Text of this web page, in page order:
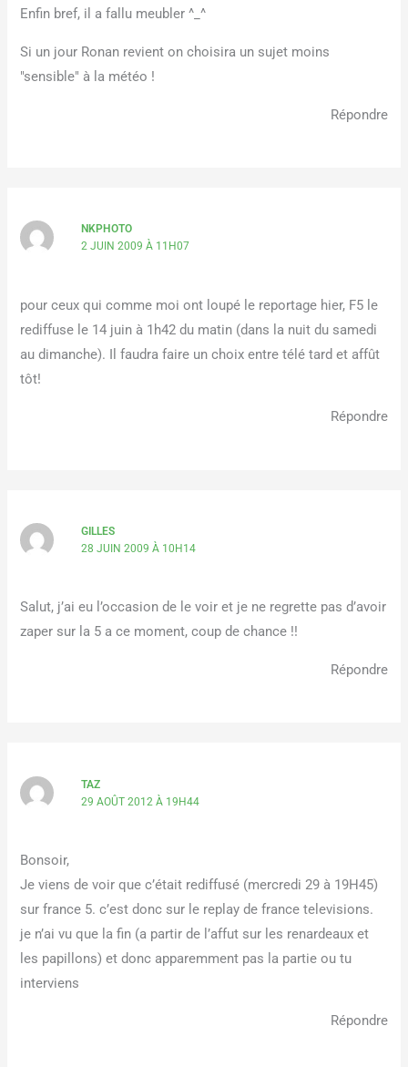
Enfin bref, il a fallu meubler ^_^
Si un jour Ronan revient on choisira un sujet moins
"sensible" à la météo !
Répondre
NKPHOTO
2 JUIN 2009 À 11H07
pour ceux qui comme moi ont loupé le reportage hier, F5 le
rediffuse le 14 juin à 1h42 du matin (dans la nuit du samedi
au dimanche). Il faudra faire un choix entre télé tard et affût
tôt!
Répondre
GILLES
28 JUIN 2009 À 10H14
Salut, j’ai eu l’occasion de le voir et je ne regrette pas d’avoir
zaper sur la 5 a ce moment, coup de chance !!
Répondre
TAZ
29 AOÛT 2012 À 19H44
Bonsoir,
Je viens de voir que c’était rediffusé (mercredi 29 à 19H45)
sur france 5. c’est donc sur le replay de france televisions.
je n’ai vu que la fin (a partir de l’affut sur les renardeaux et
les papillons) et donc apparemment pas la partie ou tu
interviens
Répondre